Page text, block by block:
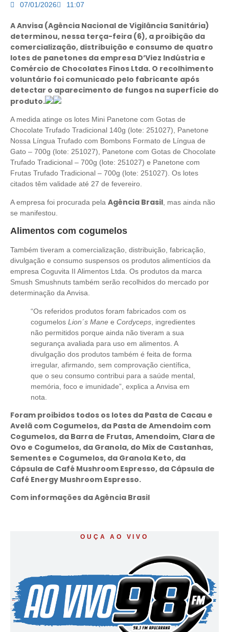
07/01/2026 11:07
A Anvisa (Agência Nacional de Vigilância Sanitária)
determinou, nessa terça-feira (6), a proibição da
comercialização, distribuição e consumo de quatro
lotes de panetones da empresa D’Viez Indústria e
Comércio de Chocolates Finos Ltda. O recolhimento
voluntário foi comunicado pelo fabricante após
detectar o aparecimento de fungos na superfície do
produto.
A medida atinge os lotes Mini Panetone com Gotas de
Chocolate Trufado Tradicional 140g (lote: 251027), Panetone
Nossa Língua Trufado com Bombons Formato de Língua de
Gato – 700g (lote: 251027), Panetone com Gotas de Chocolate
Trufado Tradicional – 700g (lote: 251027) e Panetone com
Frutas Trufado Tradicional – 700g (lote: 251027). Os lotes
citados têm validade até 27 de fevereiro.
A empresa foi procurada pela Agência Brasil , mas ainda não
se manifestou.
Alimentos com cogumelos
Também tiveram a comercialização, distribuição, fabricação,
divulgação e consumo suspensos os produtos alimentícios da
empresa Coguvita II Alimentos Ltda. Os produtos da marca
Smush Smushnuts também serão recolhidos do mercado por
determinação da Anvisa.
“Os referidos produtos foram fabricados com os
cogumelos Lion´s Mane e Cordyceps , ingredientes
não permitidos porque ainda não tiveram a sua
segurança avaliada para uso em alimentos. A
divulgação dos produtos também é feita de forma
irregular, afirmando, sem comprovação científica,
que o seu consumo contribui para a saúde mental,
memória, foco e imunidade”, explica a Anvisa em
nota.
Foram proibidos todos os lotes da Pasta de Cacau e
Avelã com Cogumelos, da Pasta de Amendoim com
Cogumelos, da Barra de Frutas, Amendoim, Clara de
Ovo e Cogumelos, da Granola, do Mix de Castanhas,
Sementes e Cogumelos, da Granola Keto, da
Cápsula de Café Mushroom Espresso, da Cápsula de
Café Energy Mushroom Espresso.
Com informações da Agência Brasil
OUÇA AO VIVO